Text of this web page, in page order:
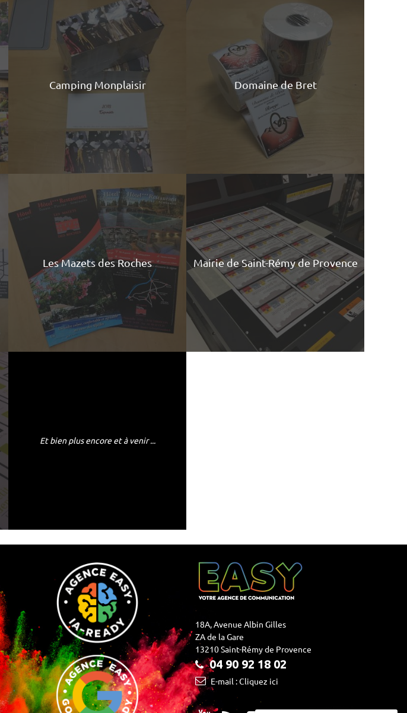
Camping Monplaisir Domaine de Bret
Les Mazets des Roches Mairie de Saint-Rémy de Provence
Et bien plus encore et à venir ...
18A, Avenue Albin Gilles
ZA de la Gare
13210 Saint-Rémy de Provence
04 90 92 18 02
E-mail : Cliquez ici